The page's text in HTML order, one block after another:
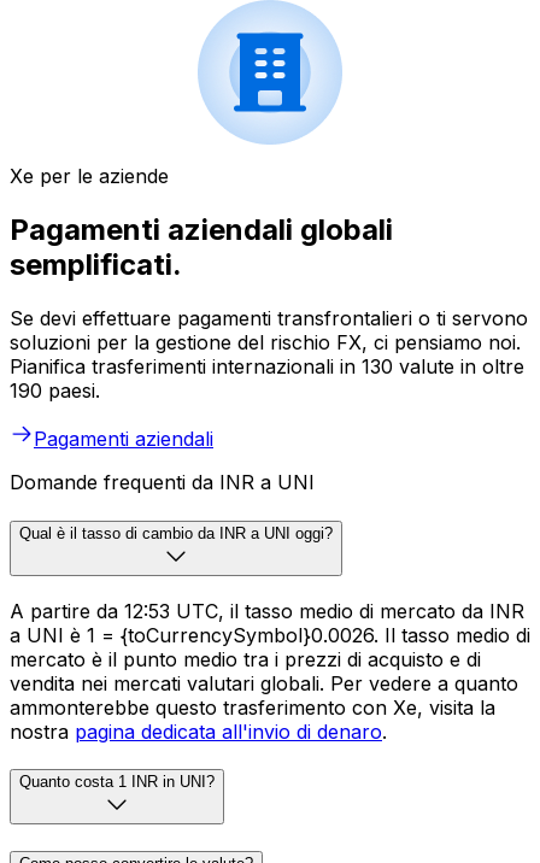
Xe per le aziende
Pagamenti aziendali globali
semplificati.
Se devi effettuare pagamenti transfrontalieri o ti servono
soluzioni per la gestione del rischio FX, ci pensiamo noi.
Pianifica trasferimenti internazionali in 130 valute in oltre
190 paesi.
Pagamenti aziendali
Domande frequenti da INR a UNI
Qual è il tasso di cambio da INR a UNI oggi?
A partire da 12:53 UTC, il tasso medio di mercato da INR
a UNI è ₹1 = {toCurrencySymbol}0.0026. Il tasso medio di
mercato è il punto medio tra i prezzi di acquisto e di
vendita nei mercati valutari globali. Per vedere a quanto
ammonterebbe questo trasferimento con Xe, visita la
nostra pagina dedicata all'invio di denaro.
Quanto costa 1 INR in UNI?